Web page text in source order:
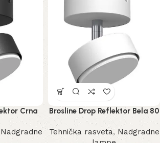
Crna
Nadgradne
Brosline Drop Reflektor Bela 80
mm 100 mm
Tehnička rasveta, Nadgradne